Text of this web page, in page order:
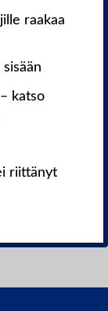
raakaa
katso
riittänyt